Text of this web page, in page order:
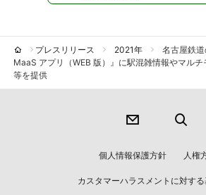
プレスリリース 2021年
名古屋鉄
MaaS アプリ（WEB 版）』に駅混雑情報やマル
等を提供
個人情報保護方針 人権
カスタマーハラスメントに対す